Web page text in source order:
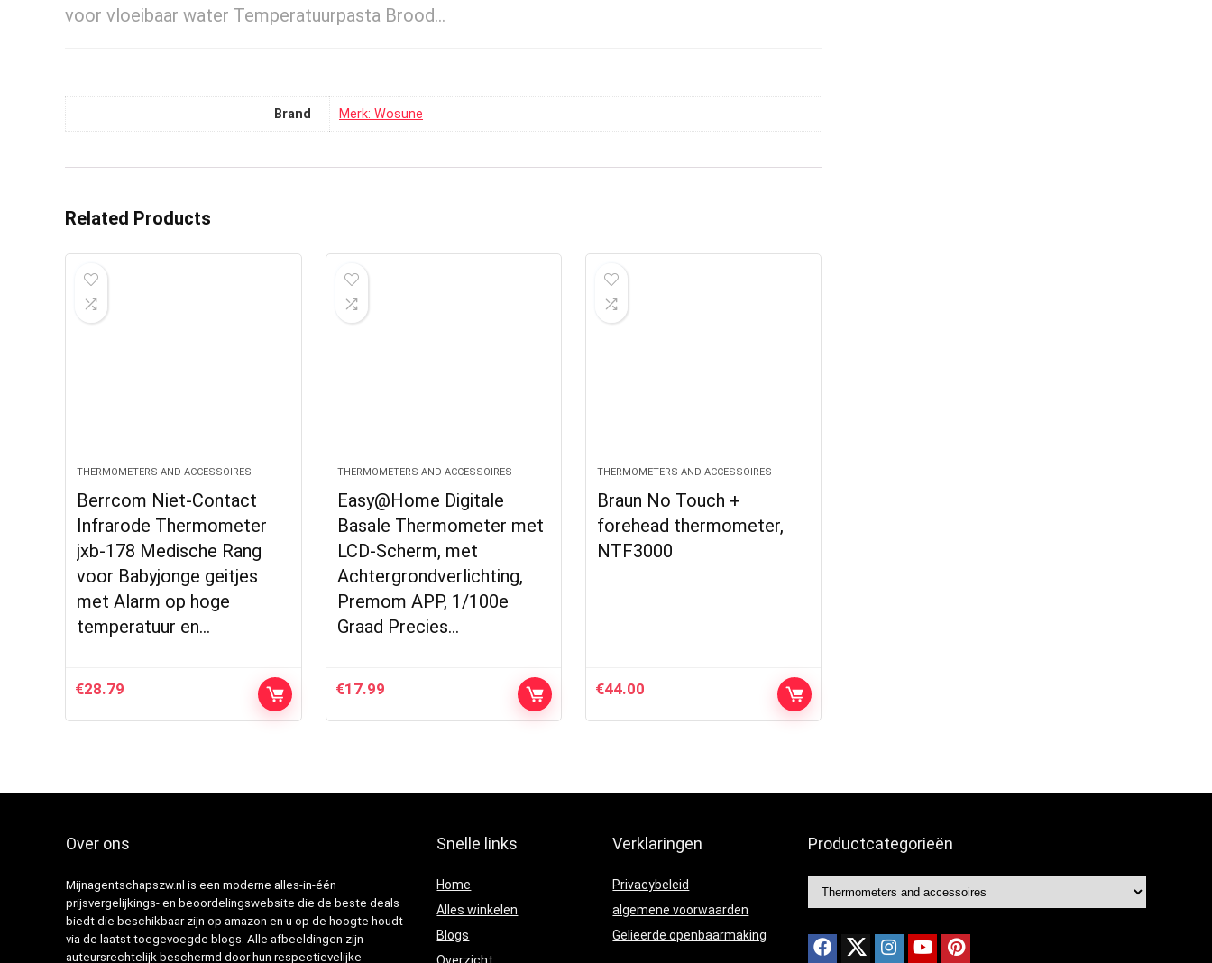
voor vloeibaar water Temperatuurpasta Brood…
Brand Merk: Wosune
Related Products
THERMOMETERS AND ACCESSOIRES
Berrcom Niet-Contact
Infrarode Thermometer
jxb-178 Medische Rang
voor Babyjonge geitjes
met Alarm op hoge
temperatuur en…
€28.79
THERMOMETERS AND ACCESSOIRES
Easy@Home Digitale
Basale Thermometer met
LCD-Scherm, met
Achtergrondverlichting,
Premom APP, 1/100e
Graad Precies…
€17.99
THERMOMETERS AND ACCESSOIRES
Braun No Touch +
forehead thermometer,
NTF3000
€44.00
Over ons
Mijnagentschapszw.nl is een moderne alles-in-één
prijsvergelijkings- en beoordelingswebsite die de beste deals
biedt die beschikbaar zijn op amazon en u op de hoogte houdt
via de laatst toegevoegde blogs. Alle afbeeldingen zijn
auteursrechtelijk beschermd door hun respectievelijke
Snelle links
Home
Alles winkelen
Blogs
Verklaringen
Privacybeleid
algemene voorwaarden
Gelieerde openbaarmaking
Productcategorieën